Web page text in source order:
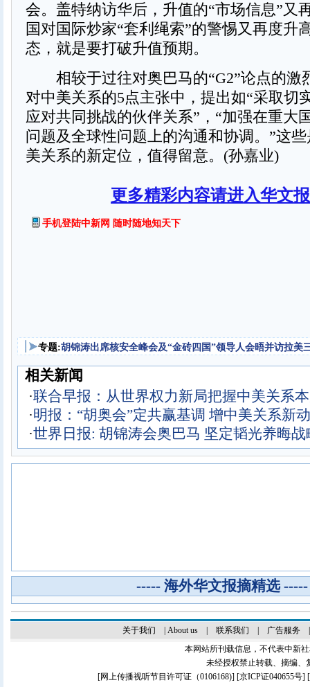
会。盖特纳访华后，升值的“市场信息”又
国对国际炒家“套利绳索”的警惕又再度升
态，就是要打破升值预期。
相较于过往对奥巴马的“G2”论点的激
对中美关系的5点主张中，提出如“采取切
应对共同挑战的伙伴关系”，“加强在重大
问题及全球性问题上的沟通和协调。”这
美关系的新定位，值得留意。(孙嘉业)
更多精彩内容请进入华文
手机登陆中新网 随时随地知天下
专题:胡锦涛出席核安全峰会及“金砖四国”领导人会晤并访拉美
相关新闻
·联合早报：从世界权力新局把握中美关系
·明报：“胡奥会”定共赢基调 增中美关系新
·世界日报: 胡锦涛会奥巴马 坚定韬光养晦战
----- 海外华文报摘精选 -----
关于我们 About us| 联系我们 广告服务
本网站所刊载信息，不代表中新
未经授权禁止转载、摘编、
[网上传播视听节目许可证（0106168)] [京ICP证040655号]